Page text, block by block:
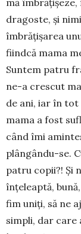
mă
dragoste, şi
îmbrăţişarea
fiindcă mama
Suntem patru
ne-a cres­cut
de ani, iar în tot
mama a fost
când îmi
plângându-se.
patru copii?! Şi
înţeleaptă,
fim uniţi, să ne
sim­pli, dar care